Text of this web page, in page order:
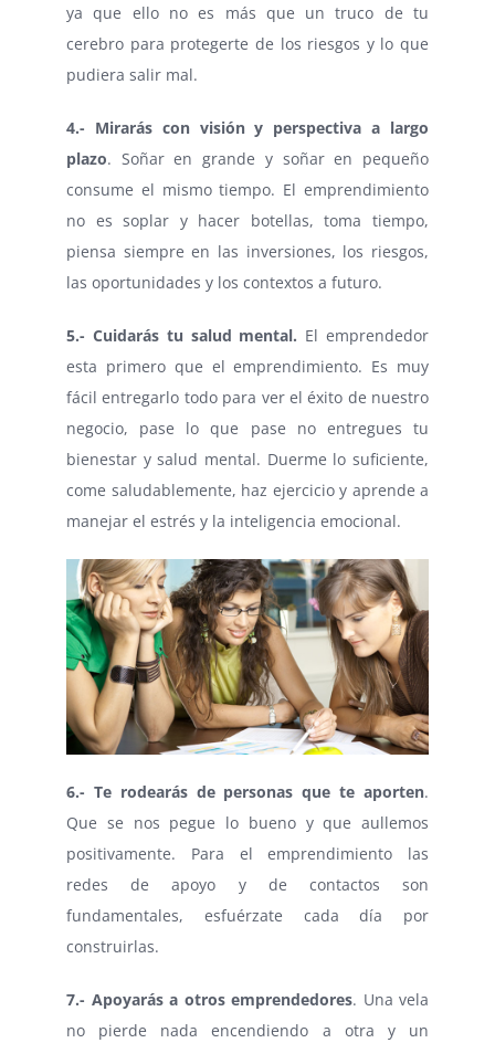
ya que ello no es más que un truco de tu
cerebro para protegerte de los riesgos y lo que
pudiera salir mal.
4.- Mirarás con visión y perspectiva a largo
plazo. Soñar en grande y soñar en pequeño
consume el mismo tiempo. El emprendimiento
no es soplar y hacer botellas, toma tiempo,
piensa siempre en las inversiones, los riesgos,
las oportunidades y los contextos a futuro.
5.- Cuidarás tu salud mental. El emprendedor
esta primero que el emprendimiento. Es muy
fácil entregarlo todo para ver el éxito de nuestro
negocio, pase lo que pase no entregues tu
bienestar y salud mental. Duerme lo suficiente,
come saludablemente, haz ejercicio y aprende a
manejar el estrés y la inteligencia emocional.
6.- Te rodearás de personas que te aporten.
Que se nos pegue lo bueno y que aullemos
positivamente. Para el emprendimiento las
redes de apoyo y de contactos son
fundamentales, esfuérzate cada día por
construirlas.
7.- Apoyarás a otros emprendedores. Una vela
no pierde nada encendiendo a otra y un